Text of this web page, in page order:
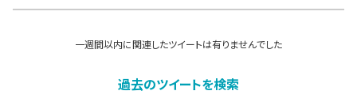
一週間以内に関連したツイートは有りませんでした
過去のツイートを検索